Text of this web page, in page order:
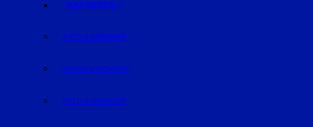
RATGEBER
AUTO & VERKEHR
BAUEN & WOHNEN
GELD & FINANZEN